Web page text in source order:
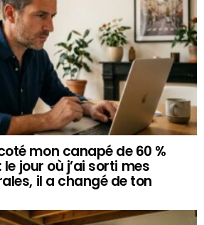
mon canapé de 60 %
le jour où j’ai sorti mes
il a changé de ton